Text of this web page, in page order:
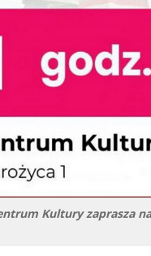
Kultury zaprasza